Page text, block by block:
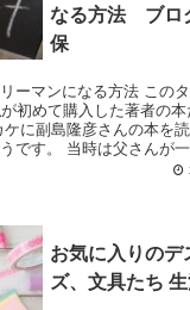
なる方法 ブロ
保
ーマンになる方法 この
初めて購入した著者の
に副島隆彦さんの本を
です。 当時は父さんが一
お気に入りのデ
ズ、文具たち